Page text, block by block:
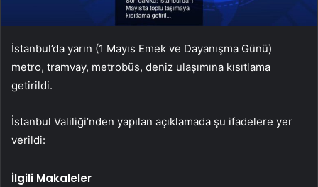
İstanbul’da yarın (1 Mayıs Emek ve Dayanışma Günü)
metro, tramvay, metrobüs, deniz ulaşımına kısıtlama
getirildi.
İstanbul Valiliği’nden yapılan açıklamada şu ifadelere yer
verildi:
İlgili Makaleler